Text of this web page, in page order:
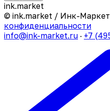
ink.market
© ink.market / Инк-
конфиденциальности
info@ink-market.ru · +7